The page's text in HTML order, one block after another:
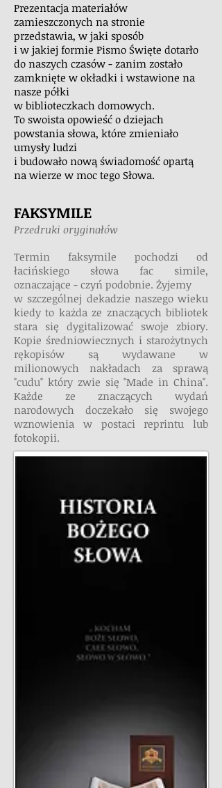
Prezentacja materiałów
zamieszczonych na stronie
przedstawia, w jaki sposób
i w jakiej formie Pismo Święte dotarło
do naszych czasów - zanim zostało
zamknięte w okładki i wstawione na
nasze półki
w biblioteczkach domowych.
To swoista opowieść o dziejach
powstania słowa, które zmieniało
umysły ludzi
i budowało nową świadomość opartą
na wierze w moc tego Słowa.
FAKSYMILE
Przedruki oryginałów
Termin faksymile pochodzi od
łacińskiego słowa fac simile,
oznaczające - czyń podobnie. Żyjemy
w szczególnej dekadzie naszego wieku
kiedy to każda ze znaczących bibliotek
stara się dygitalizować swoje zbiory.
Kopie średniowiecznych i starożytnych
rękopisów są wydawane w
milionowych nakładach za sprawą
"cudu" który zwie się "Made in China".
Każde ze znaczących wydań
narodowych doczekało się swojego
wznowienia w postaci reprintu lub
fotokopii.